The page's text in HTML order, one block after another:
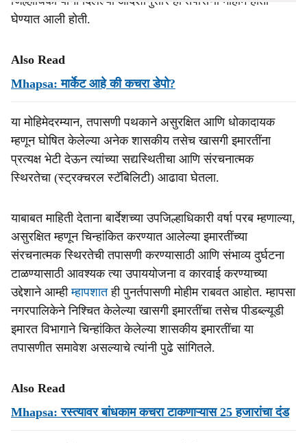
घेण्यात आली होती.
Also Read
Mhapsa: मार्केट आहे की कचरा डेपो?
या मोहिमेदरम्यान, तपासणी पथकाने असुरक्षित आणि धोकादायक
म्हणून घोषित केलेल्या अनेक शासकीय तसेच खासगी इमारतींना
प्रत्यक्ष भेटी देऊन त्यांच्या सद्यस्थितीचा आणि संरचनात्मक
स्थिरतेचा (स्ट्रक्चरल स्टॅबिलिटी) आढावा घेतला.
याबाबत माहिती देताना बार्देशच्या उपजिल्हाधिकारी वर्षा परब म्हणाल्या,
असुरक्षित म्हणून चिन्हांकित करण्यात आलेल्या इमारतींच्या
संरचनात्मक स्थिरतेची तपासणी करण्यासाठी आणि संभाव्य दुर्घटना
टाळण्यासाठी आवश्यक त्या उपाययोजना व कारवाई करण्याच्या
उद्देशाने आम्हीम्हापशातही पुनर्तपासणी मोहीम राबवत आहोत. म्हापसा
नगरपालिकेने निश्चित केलेल्या खासगी इमारतींचा तसेच पीडब्ल्यूडी
इमारत विभागाने चिन्हांकित केलेल्या शासकीय इमारतींचा या
तपासणीत समावेश असल्याचे त्यांनी पुढे सांगितले.
Also Read
Mhapsa: रस्‍त्‍यावर बांधकाम कचरा टाकणाऱ्यास 25 हजारांचा दंड